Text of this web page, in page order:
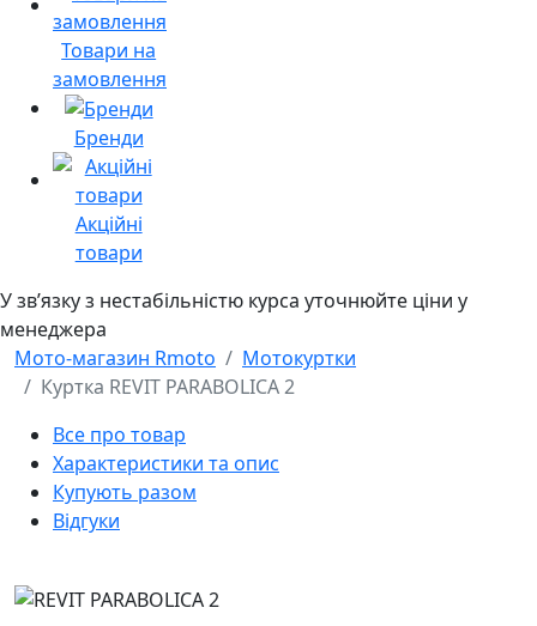
Товари на
замовлення
Бренди
Акційні
товари
У звʼязку з нестабільністю курса уточнюйте ціни у
менеджера
Мото-магазин Rmoto
Мотокуртки
Куртка REVIT PARABOLICA 2
Все про товар
Характеристики та опис
Купують разом
Відгуки